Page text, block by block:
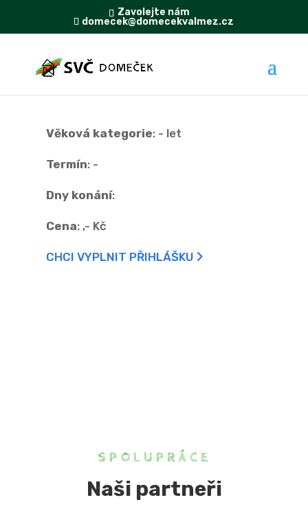
Zavolejte nám
domecek@domecekvalmez.cz
Věková kategorie: - let
Termín: -
Dny konání:
Cena: ,- Kč
CHCI VYPLNIT PŘIHLÁŠKU
SPOLUPRÁCE
Naši partneři